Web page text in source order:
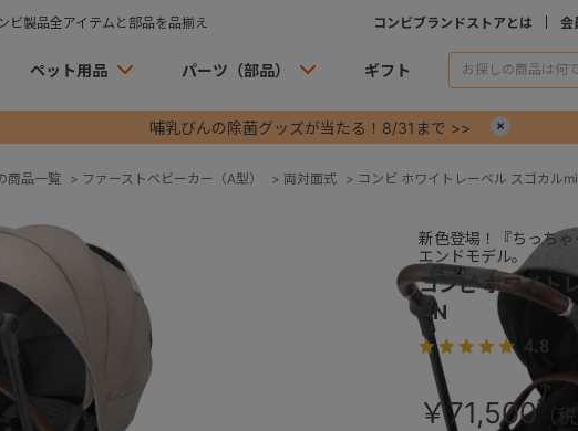
ビ製品全アイテムと部品を品揃え コンビブランドストアとは 会
ペット用品 パーツ（部品） ギフト
哺乳びんの除菌グッズが当たる！8/31まで >>
商品一覧 > ファーストベビーカー（A型） > 両対面式 > コンビ ホワイトレーベル スゴカル
新色登場！『ちっち
エンドモデル。
コンビ ホワイト
AN
4.8
￥71,500